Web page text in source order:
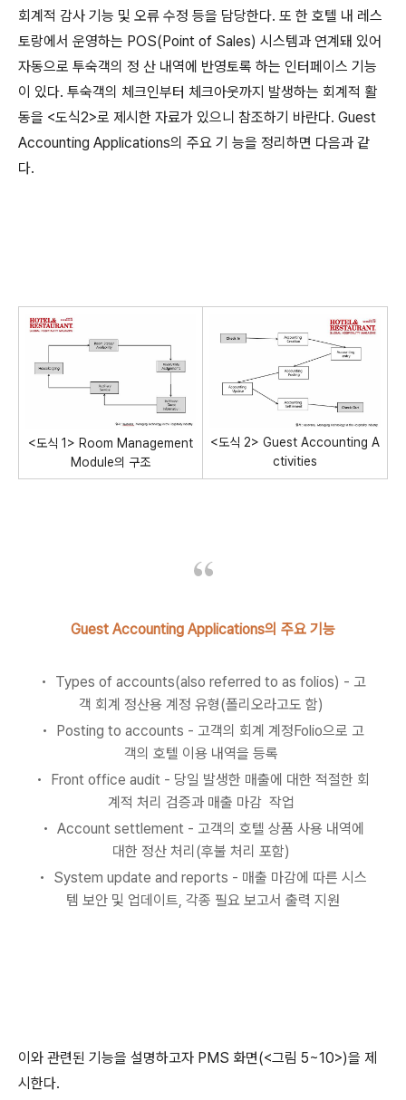
회계적 감사 기능 및 오류 수정 등을 담당한다. 또 한 호텔 내 레스
토랑에서 운영하는 POS(Point of Sales) 시스템과 연계돼 있어
자동으로 투숙객의 정 산 내역에 반영토록 하는 인터페이스 기능
이 있다. 투숙객의 체크인부터 체크아웃까지 발생하는 회계적 활
동을 <도식2>로 제시한 자료가 있으니 참조하기 바란다. Guest
Accounting Applications의 주요 기 능을 정리하면 다음과 같
다.
<도식 1> Room Management
Module의 구조
<도식 2> Guest Accounting A
ctivities
Guest Accounting Applications의 주요 기능
• Types of accounts(also referred to as folios) - 고
객 회계 정산용 계정 유형(폴리오라고도 함)
• Posting to accounts - 고객의 회계 계정Folio으로 고
객의 호텔 이용 내역을 등록
• Front office audit - 당일 발생한 매출에 대한 적절한 회
계적 처리 검증과 매출 마감 작업
• Account settlement - 고객의 호텔 상품 사용 내역에
대한 정산 처리(후불 처리 포함)
• System update and reports - 매출 마감에 따른 시스
템 보안 및 업데이트, 각종 필요 보고서 출력 지원
이와 관련된 기능을 설명하고자 PMS 화면(<그림 5~10>)을 제
시한다.